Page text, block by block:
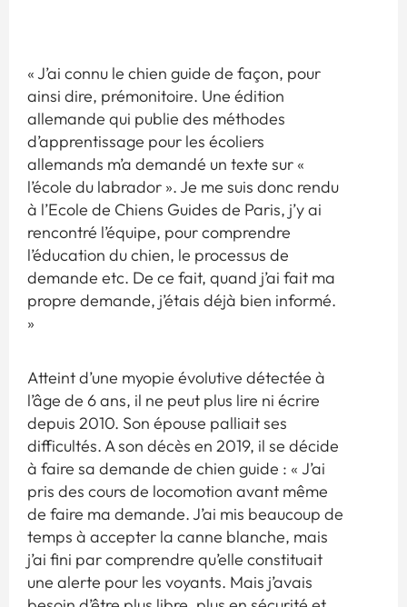
« J’ai connu le chien guide de façon, pour
ainsi dire, prémonitoire. Une édition
allemande qui publie des méthodes
d’apprentissage pour les écoliers
allemands m’a demandé un texte sur «
l’école du labrador ». Je me suis donc rendu
à l’Ecole de Chiens Guides de Paris, j’y ai
rencontré l’équipe, pour comprendre
l’éducation du chien, le processus de
demande etc. De ce fait, quand j’ai fait ma
propre demande, j’étais déjà bien informé.
»
Atteint d’une myopie évolutive détectée à
l’âge de 6 ans, il ne peut plus lire ni écrire
depuis 2010. Son épouse palliait ses
difficultés. A son décès en 2019, il se décide
à faire sa demande de chien guide : « J’ai
pris des cours de locomotion avant même
de faire ma demande. J’ai mis beaucoup de
temps à accepter la canne blanche, mais
j’ai fini par comprendre qu’elle constituait
une alerte pour les voyants. Mais j’avais